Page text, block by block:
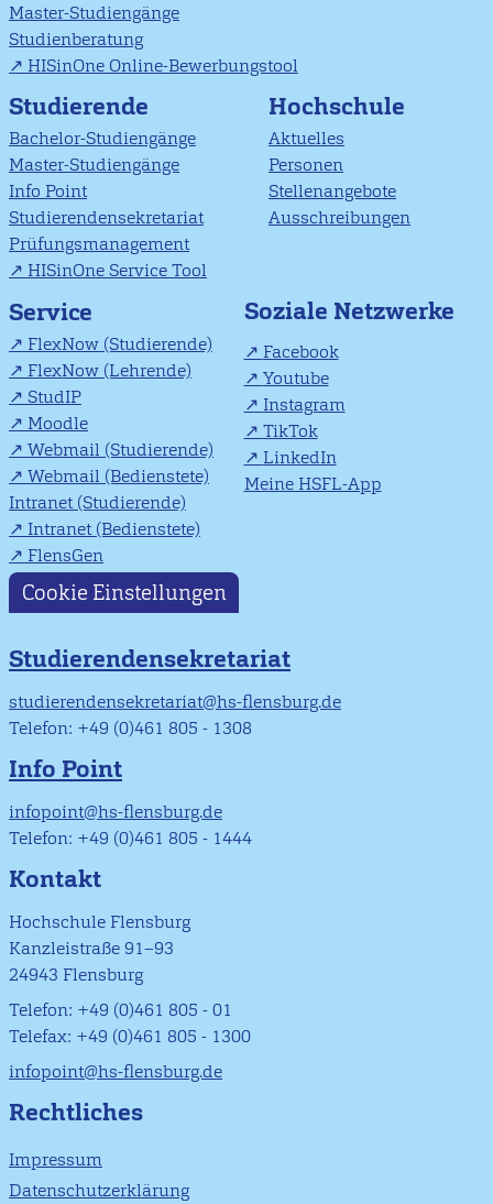
Master-Studiengänge
Studienberatung
HISinOne Online-Bewerbungstool
Studierende
Bachelor-Studiengänge
Master-Studiengänge
Info Point
Studierendensekretariat
Prüfungsmanagement
HISinOne Service Tool
Hochschule
Aktuelles
Personen
Stellenangebote
Ausschreibungen
Service
FlexNow (Studierende)
FlexNow (Lehrende)
StudIP
Moodle
Webmail (Studierende)
Webmail (Bedienstete)
Intranet (Studierende)
Intranet (Bedienstete)
FlensGen
Soziale Netzwerke
Facebook
Youtube
Instagram
TikTok
LinkedIn
Meine HSFL-App
Cookie Einstellungen
Studierendensekretariat
studierendensekretariat@hs-flensburg.de
Telefon: +49 (0)461 805 - 1308
Info Point
infopoint@hs-flensburg.de
Telefon: +49 (0)461 805 - 1444
Kontakt
Hochschule Flensburg
Kanzleistraße 91–93
24943 Flensburg
Telefon: +49 (0)461 805 - 01
Telefax: +49 (0)461 805 - 1300
infopoint@hs-flensburg.de
Rechtliches
Impressum
Datenschutzerklärung